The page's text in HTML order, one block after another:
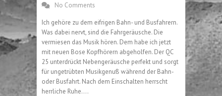
No Comments
Ich gehöre zu dem eifrigen Bahn- und Busfahrern.
Was dabei nervt, sind die Fahrgeräusche. Die
vermiesen das Musik hören. Dem habe ich jetzt
mit neuen Bose Kopfhörern abgeholfen. Der QC
25 unterdrückt Nebengeräusche perfekt und sorgt
für ungetrübten Musikgenuß während der Bahn-
oder Busfahrt. Nach dem Einschalten herrscht
herrliche Ruhe.…